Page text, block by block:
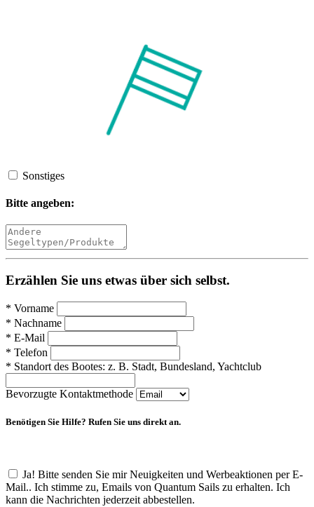
Sonstiges
Bitte angeben:
Erzählen Sie uns etwas über sich selbst.
* Vorname
* Nachname
* E-Mail
* Telefon
* Standort des Bootes: z. B. Stadt, Bundesland, Yachtclub
Bevorzugte Kontaktmethode
Benötigen Sie Hilfe? Rufen Sie uns direkt an.
Ja! Bitte senden Sie mir Neuigkeiten und Werbeaktionen per E-
Mail.. Ich stimme zu, Emails von Quantum Sails zu erhalten. Ich
kann die Nachrichten jederzeit abbestellen.